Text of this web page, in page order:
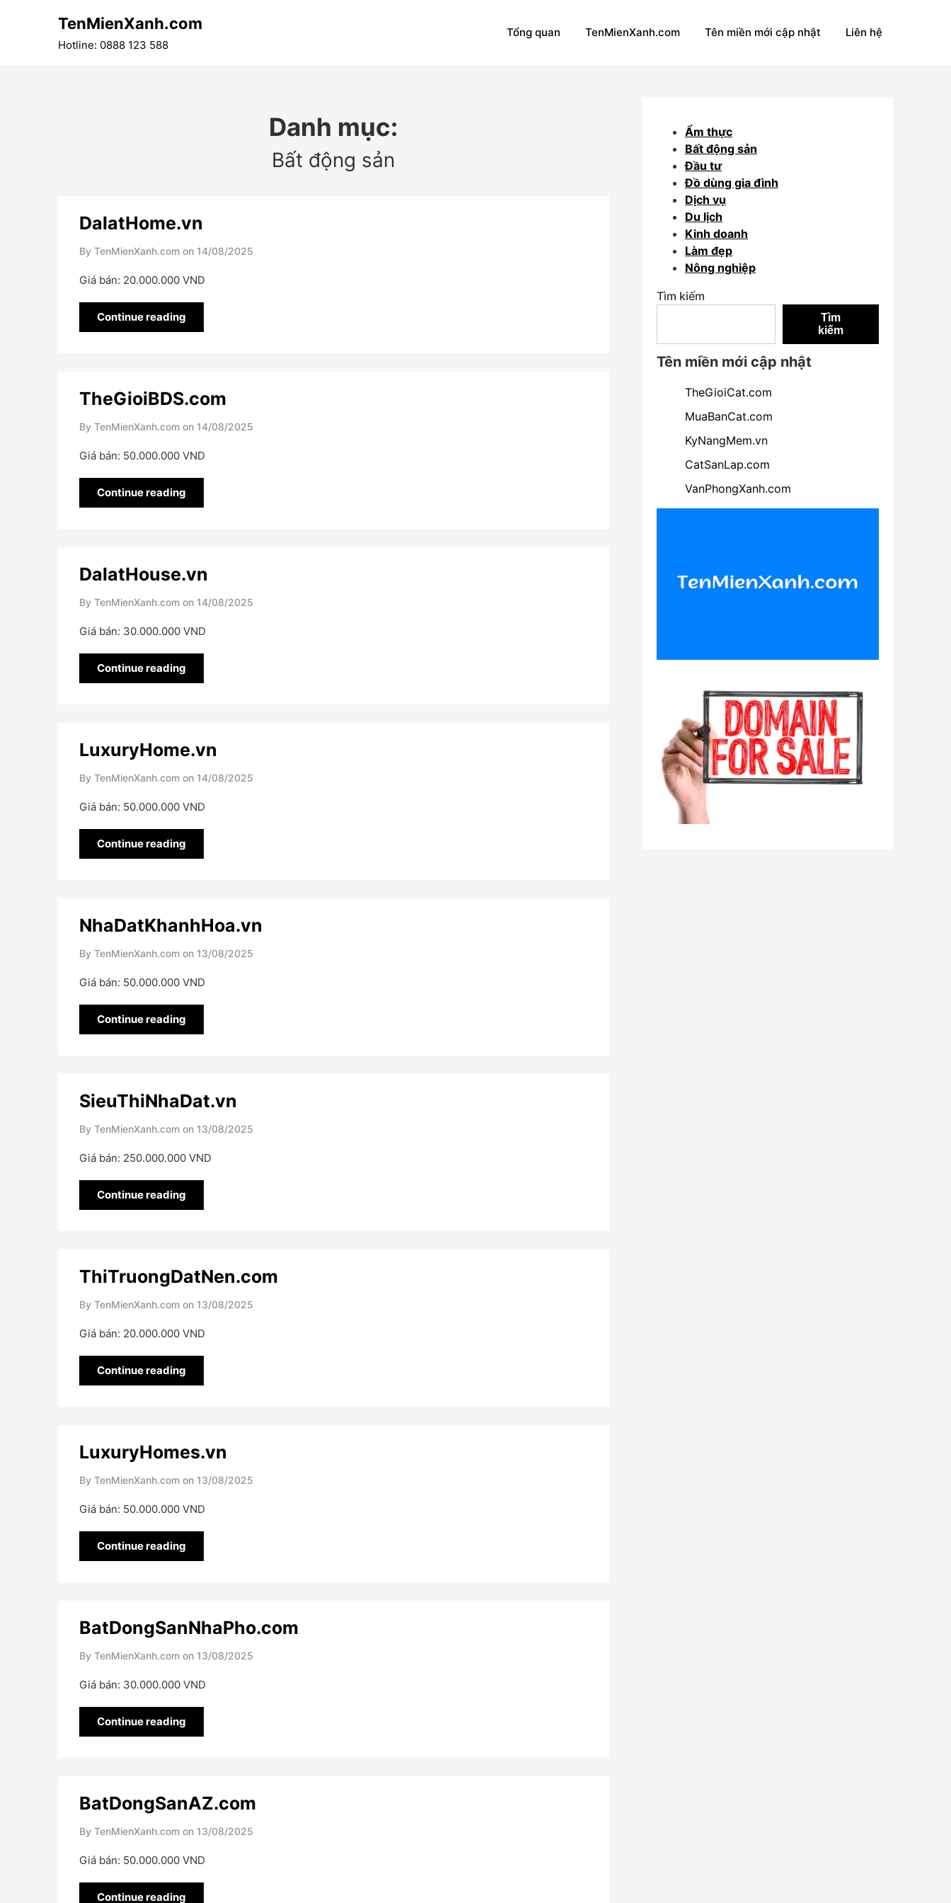
TenMienXanh.com
Hotline: 0888 123 588
Tổng quan TenMienXanh.com Tên miền mới cập nhật Liên hệ
Danh mục:
Bất động sản
DalatHome.vn
By TenMienXanh.com on 14/08/2025
Giá bán: 20.000.000 VND
Continue reading
TheGioiBDS.com
By TenMienXanh.com on 14/08/2025
Giá bán: 50.000.000 VND
Continue reading
DalatHouse.vn
By TenMienXanh.com on 14/08/2025
Giá bán: 30.000.000 VND
Continue reading
LuxuryHome.vn
By TenMienXanh.com on 14/08/2025
Giá bán: 50.000.000 VND
Continue reading
NhaDatKhanhHoa.vn
By TenMienXanh.com on 13/08/2025
Giá bán: 50.000.000 VND
Continue reading
SieuThiNhaDat.vn
By TenMienXanh.com on 13/08/2025
Giá bán: 250.000.000 VND
Continue reading
ThiTruongDatNen.com
By TenMienXanh.com on 13/08/2025
Giá bán: 20.000.000 VND
Continue reading
LuxuryHomes.vn
By TenMienXanh.com on 13/08/2025
Giá bán: 50.000.000 VND
Continue reading
BatDongSanNhaPho.com
By TenMienXanh.com on 13/08/2025
Giá bán: 30.000.000 VND
Continue reading
BatDongSanAZ.com
By TenMienXanh.com on 13/08/2025
Giá bán: 50.000.000 VND
Continue reading
Ẩm thực
Bất động sản
Đầu tư
Đồ dùng gia đình
Dịch vụ
Du lịch
Kinh doanh
Làm đẹp
Nông nghiệp
Tìm kiếm
Tìm
kiếm
Tên miền mới cập nhật
TheGioiCat.com
MuaBanCat.com
KyNangMem.vn
CatSanLap.com
VanPhongXanh.com